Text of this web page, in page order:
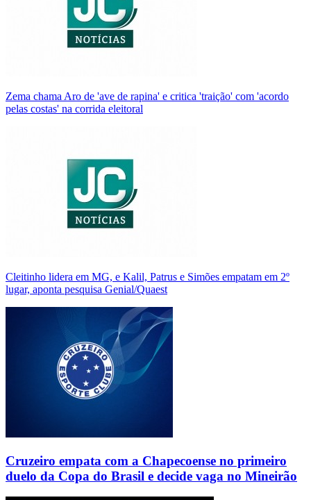
Zema chama Aro de 'ave de rapina' e critica 'traição' com 'acordo
pelas costas' na corrida eleitoral
Cleitinho lidera em MG, e Kalil, Patrus e Simões empatam em 2º
lugar, aponta pesquisa Genial/Quaest
Cruzeiro empata com a Chapecoense no primeiro
duelo da Copa do Brasil e decide vaga no Mineirão